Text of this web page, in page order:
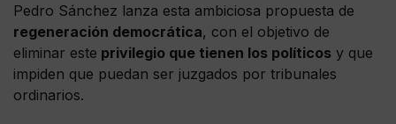
Pedro Sánchez lanza esta ambiciosa propuesta de
regeneración democrática, con el objetivo de
eliminar este privilegio que tienen los políticos y que
impiden que puedan ser juzgados por tribunales
ordinarios.